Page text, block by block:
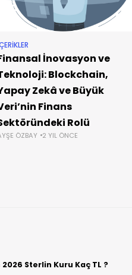
İnovasyon ve
Blockchain,
Zekâ ve Büyük
Finans
Rolü
ÖZBAY 2 YIL ÖNCE
Sterlin Kuru Kaç TL ?